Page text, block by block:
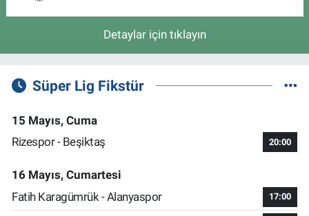
Detaylar için tıklayın
Süper Lig Fikstür
15 Mayıs, Cuma
Rizespor - Beşiktaş
20:00
16 Mayıs, Cumartesi
Fatih Karagümrük - Alanyaspor
17:00